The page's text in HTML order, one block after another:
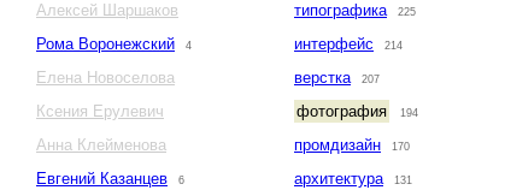
Алексей Шаршаков
Рома Воронежский
4
Елена Новоселова
Ксения Ерулевич
Анна Клейменова
Евгений Казанцев
6
типографика 225
интерфейс 214
верстка 207
фотография 194
промдизайн 170
архитектура 131